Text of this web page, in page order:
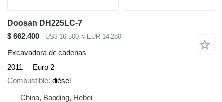
Doosan DH225LC-7
$ 662.400
US$ 16.500 ≈ EUR 14.280
Excavadora de cadenas
2011
Euro 2
Combustible diésel
China, Baoding, Hebei